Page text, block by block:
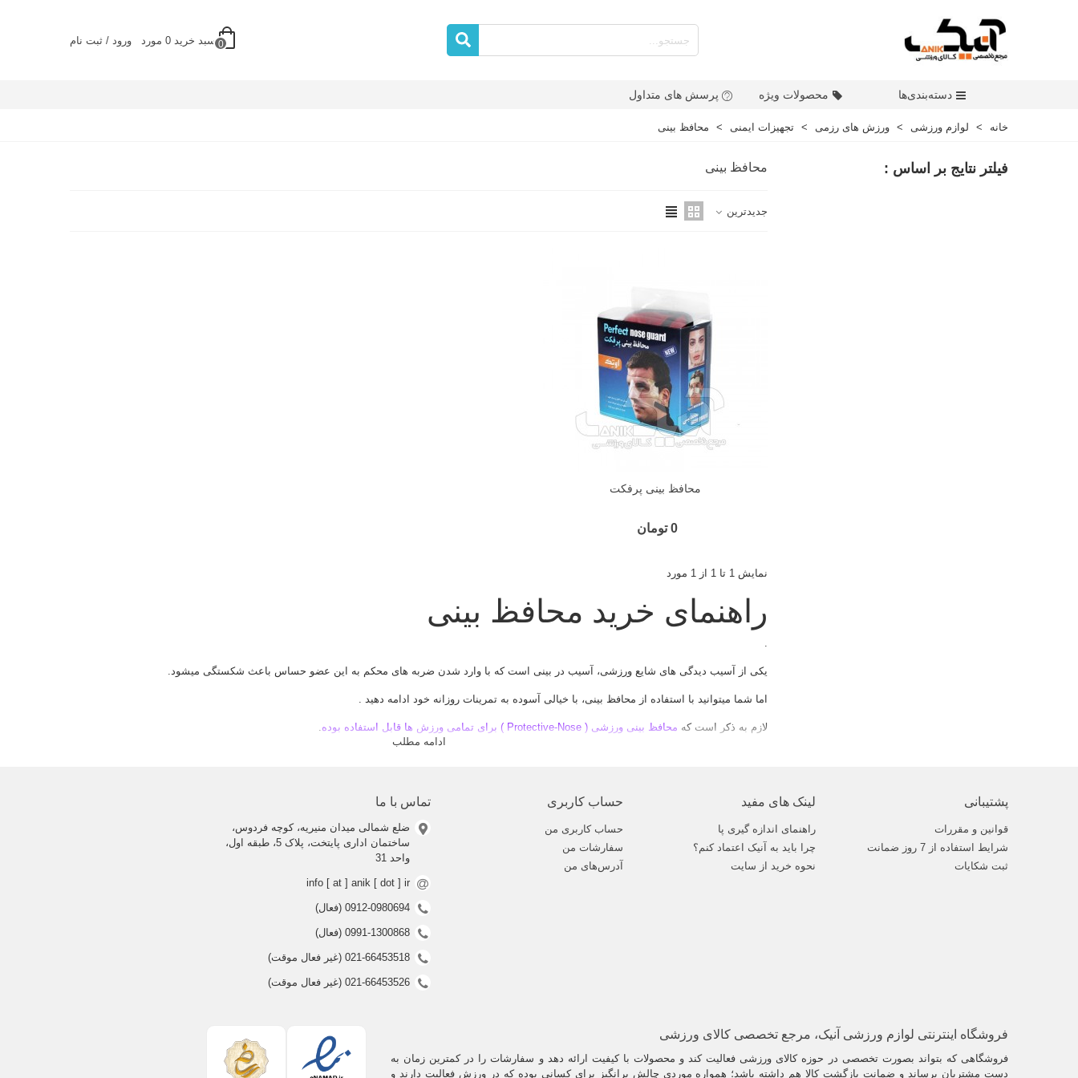
0 سبد خرید 0 مورد ورود / ثبت نام
دسته‌بندی‌ها محصولات ویژه پرسش های متداول
خانه > لوازم ورزشی > ورزش های رزمی > تجهیزات ایمنی > محافظ بینی
فیلتر نتایج بر اساس : محافظ بینی
جدیدترین
محافظ بینی پرفکت
0 تومان
نمایش 1 تا 1 از 1 مورد
راهنمای خرید محافظ بینی
یکی از آسیب دیدگی های شایع ورزشی، آسیب در بینی است که با وارد شدن ضربه های محکم به این عضو حساس باعث شکستگی میشود.
اما شما میتوانید با استفاده از محافظ بینی، با خیالی آسوده به تمرینات روزانه خود ادامه دهید .
لازم به ذکر است که محافظ بینی ورزشی ( Protective-Nose ) برای تمامی ورزش ها قابل استفاده بوده
ادامه مطلب
پشتیبانی
قوانین و مقررات
شرایط استفاده از 7 روز ضمانت
ثبت شکایات
لینک های مفید
راهنمای اندازه گیری پا
چرا باید به آنیک اعتماد کنم؟
نحوه خرید از سایت
حساب کاربری
حساب کاربری من
سفارشات من
آدرس‌های من
تماس با ما
ضلع شمالی میدان منیریه، کوچه فردوس،
ساختمان اداری پایتخت، پلاک 5، طبقه اول،
واحد 31
info [ at ] anik [ dot ] ir
0912-0980694 (فعال)
0991-1300868 (فعال)
021-66453518 (غیر فعال موقت)
021-66453526 (غیر فعال موقت)
فروشگاه اینترنتی لوازم ورزشی آنیک، مرجع تخصصی کالای ورزشی
فروشگاهی که بتواند بصورت تخصصی در حوزه کالای ورزشی فعالیت کند و محصولات با کیفیت ارائه دهد و سفارشات را در کمترین زمان به
دست مشتریان برساند و ضمانت بازگشت کالا هم داشته باشد؛ همواره موردی چالش برانگیز برای کسانی بوده که در ورزش فعالیت دارند و